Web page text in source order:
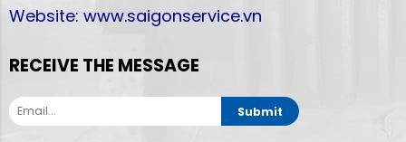
Website: www.saigonservice.vn
RECEIVE THE MESSAGE
Submit